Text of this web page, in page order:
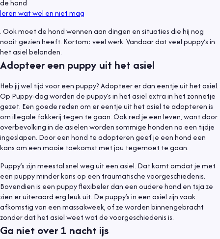
de hond
leren wat wel en niet mag
. Ook moet de hond wennen aan dingen en situaties die hij nog
nooit gezien heeft. Kortom: veel werk. Vandaar dat veel puppy’s in
het asiel belanden.
Adopteer een puppy uit het asiel
Heb jij wel tijd voor een puppy? Adopteer er dan eentje uit het asiel.
Op Puppy-dag worden de puppy’s in het asiel extra in het zonnetje
gezet. Een goede reden om er eentje uit het asiel te adopteren is
om illegale fokkerij tegen te gaan. Ook red je een leven, want door
overbevolking in de asielen worden sommige honden na een tijdje
ingeslapen. Door een hond te adopteren geef je een hond een
kans om een mooie toekomst met jou tegemoet te gaan.
Puppy’s zijn meestal snel weg uit een asiel. Dat komt omdat je met
een puppy minder kans op een traumatische voorgeschiedenis.
Bovendien is een puppy flexibeler dan een oudere hond en tsja ze
zien er uiteraard erg leuk uit. De puppy’s in een asiel zijn vaak
afkomstig van een massakweek, of ze worden binnengebracht
zonder dat het asiel weet wat de voorgeschiedenis is.
Ga niet over 1 nacht ijs